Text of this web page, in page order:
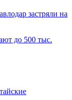
застряли на
до 500 тыс.